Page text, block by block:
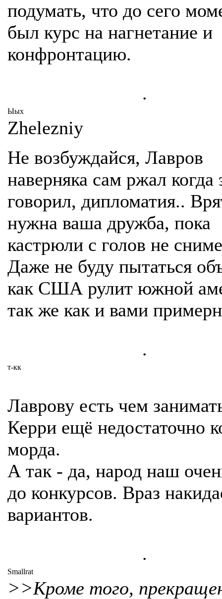
подумать, что до сего
был курс на нагнетание и
конфронтацию.
.
Ыых
Zhelezniy
Не возбуждайся, Лавров
наверняка сам ржал когда
говорил, дипломатия..
нужна ваша дружба, пока
кастрюли с голов не
Даже не буду пытаться
как США рулит южной
так же как и вами
.
т-кк
Лаврову есть чем
Керри ещё недостаточно
морда.
А так - да, народ наш
до конкурсов. Враз
вариантов.
.
Smallrat
>>Кроме того,